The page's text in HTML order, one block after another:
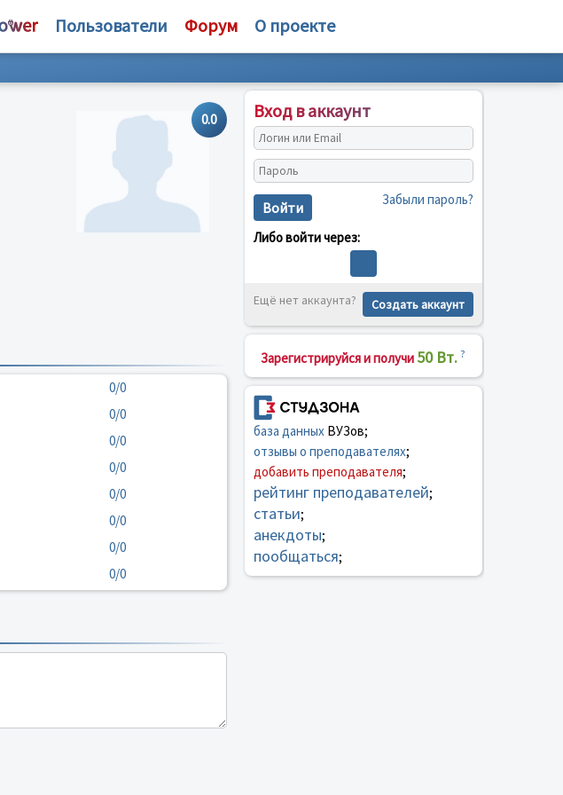
Пользователи Форум О проекте
0.0
0/0
0/0
0/0
0/0
0/0
0/0
0/0
0/0
Вход в аккаунт
Войти Забыли пароль?
Либо войти через:
Ещё нет аккаунта? Создать аккаунт
Зарегистрируйся и получи 50 Вт. ?
база данныхВУЗов;
отзывы о преподавателях;
добавить преподавателя;
рейтинг преподавателей;
статьи;
анекдоты;
пообщаться;